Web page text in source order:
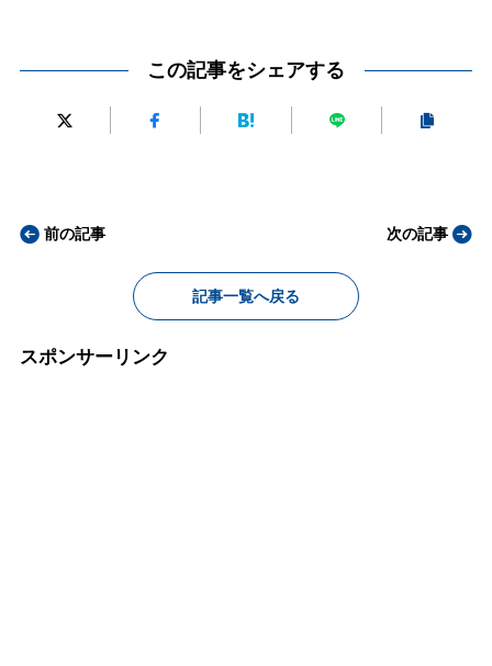
この記事をシェアする
前の記事
記事一覧へ戻る
次の記事
スポンサーリンク